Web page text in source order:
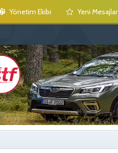
Yönetim Ekibi Yeni Mesajlar